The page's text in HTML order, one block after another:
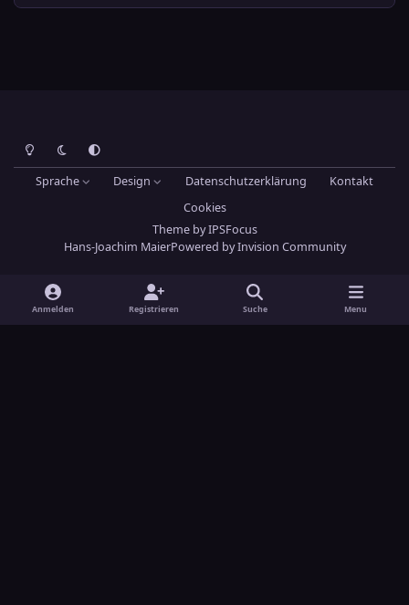
Heller ModusDunkler ModusSystemeinstellung
Sprache Design Datenschutzerklärung
Kontakt
Cookies
ThemebyIPSFocus
Hans-Joachim MaierPowered byInvision Community
Anmelden Registrieren Suche Menu